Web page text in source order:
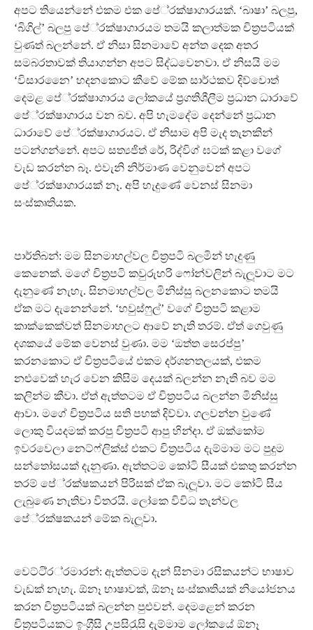
අපට තියෙන්නේ එකම එක පේ‍්‍රක්ෂාගාරයක්. ‘බාෂා’ බලපු,
‘බිගිල්’ බලපු පේ‍්‍රක්ෂාගාරයම තමයි කලාත්මක චිත‍්‍රපටියක්
වුණත් බලන්නේ. ඒ නිසා සිනමාවේ අන්ත දෙක අතර
සමබරතාවක් තියාගන්න අපට සිද්ධවෙනවා. ඒ නිසයි මම
‘විසාරනෛ’ හදනකොට කීවේ මේක සාර්ථකව දිව්වොත්
දෙමළ පේ‍්‍රක්ෂාගාරය ලෝකයේ ප‍්‍රගතිශීලීම ප‍්‍රධාන ධාරාවේ
පේ‍්‍රක්ෂාගාරය වන බව. අපි හැමදේම දෙන්නේ ප‍්‍රධාන
ධාරාවේ පේ‍්‍රක්ෂාගාරයට. ඒ නිසාම අපි මැද තැනකින්
පටන්ගන්නේ. අපට සත්‍යජිත් රේ, රිද්විග් ඝටක් කළා වගේ
වැඩ කරන්න බෑ. එවැනි නිර්මාණ වෙනුවෙන් අපට
පේ‍්‍රක්ෂාගාරයක් නෑ. අපි හැදුණේ වෙනස් සිනමා
සංස්කෘතියක.
පාර්තිබන්: මම සිනමාහල්වල චිත‍්‍රපටි බලමින් හැදුණු
කෙනෙක්. මගේ චිත‍්‍රපටි කවුරුහරි ෆෝන්වලින් බැලූවාට මට
දැනුණේ නැහැ. සිනමාහල්වල මිනිස්සු බලනකොට තමයි
ඒක මට දැනෙන්නේ. ‘හවුස්ෆුල්’ වගේ චිත‍්‍රපටි කළාම
කාක්කෙක්වත් සිනමාහලට ආවේ නැති තරම්. ඒත් ගෙවුණු
දශකයේ මේක වෙනස් වුණා. මම ‘ඔත්ත සෙරප්පු’
කරනකොට ඒ චිත‍්‍රපටියේ එකම දර්ශනතලයක්, එකම
නළුවෙක් හැර වෙන කිසිම දෙයක් බලන්න නැති බව මම
කලින්ම කීවා. ඒත් ඇත්තටම ඒ චිත‍්‍රපටිය බලන්න මිනිස්සු
ආවා. මගේ චිත‍්‍රපටිය සති පහක් දිව්වා. ගලවන්න වුණේ
ලොකු වියදමක් කරපු චිත‍්‍රපටි ආපු හින්දා. ඒ ඔක්කෝම
ඉවරවෙලා නෙට්ෆ්ලික්ස් එකට චිත‍්‍රපටිය දැම්මාම මට පුදුම
සන්තෝසයක් දැනුණා. ඇත්තටම කෝටි සීයක් එකතු කරන්න
තරම් පේ‍්‍රක්ෂකයන් පිරිසක් ඒක බැලූවා. මට කෝටි සීය
ලැබුණෙ නැතිවා විතරයි. ලෝකෙ විවිධ තැන්වල
පේ‍්‍රක්ෂකයන් මේක බැලූවා.
වෙට්ටි‍්‍ර‍්‍රමාරන්: ඇත්තටම දැන් සිනමා රසිකයන්ට භාෂාව
වැඩක් නැහැ. ඕනෑ භාෂාවක්, ඕනෑ සංස්කෘතියක් නියෝජනය
කරන චිත‍්‍රපටියක් බලන්න පුළුවන්. දෙමළෙන් කරන
චිත‍්‍රපටියකට ඉංග‍්‍රීසි උපසිරැුසි දැම්මාම ලෝකයේ ඕනෑ